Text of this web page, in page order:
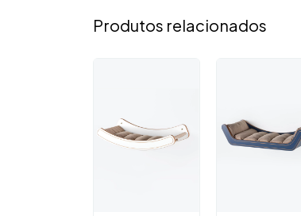
Produtos relacionados